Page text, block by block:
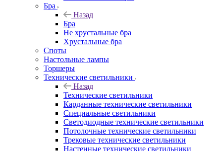
Бра
Назад
Бра
Не хрустальные бра
Хрустальные бра
Споты
Настольные лампы
Торшеры
Технические светильники
Назад
Технические светильники
Карданные технические светильники
Специальные светильники
Светодиодные технические светильники
Потолочные технические светильники
Трековые технические светильники
Настенные технические светильники